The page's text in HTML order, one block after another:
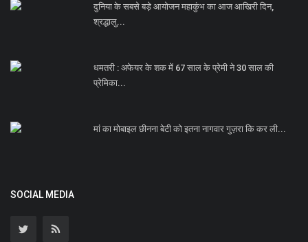
दुनिया के सबसे बड़े आयोजन महाकुंभ का आज आखिरी दिन,
श्रद्धालु...
धमतरी : अफेयर के शक में 67 साल के प्रेमी ने 30 साल की
प्रेमिका...
मां का मोबाइल छीनना बेटी को इतना नागवार गुज़रा कि कर ली...
SOCIAL MEDIA